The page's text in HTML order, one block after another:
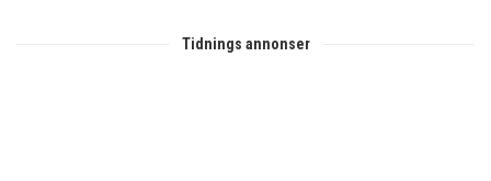
Tidnings annonser